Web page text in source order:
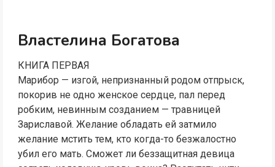
Властелина Богатова
КНИГА ПЕРВАЯ
Марибор — изгой, непризнанный родом отпрыск,
покорив не одно женское сердце, пал перед
робким, невинным созданием — травницей
Зариславой. Желание обладать ей затмило
желание мстить тем, кто когда-то безжалостно
убил его мать. Сможет ли беззащитная девица